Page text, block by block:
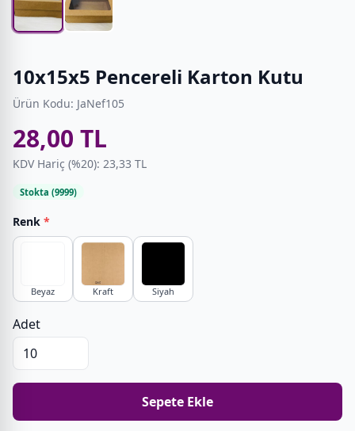
10x15x5 Pencereli Karton Kutu
Ürün Kodu: JaNef105
28,00 TL
KDV Hariç (%20): 23,33 TL
Stokta (9999)
Renk *
Beyaz Kraft Siyah
Adet
Sepete Ekle